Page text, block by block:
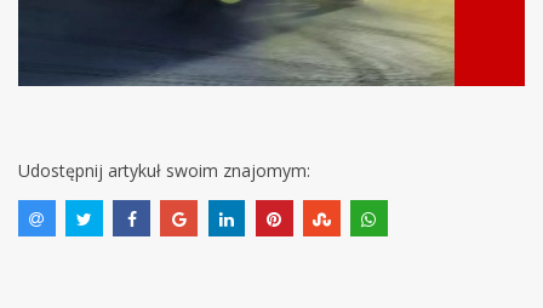
Udostępnij artykuł swoim znajomym: